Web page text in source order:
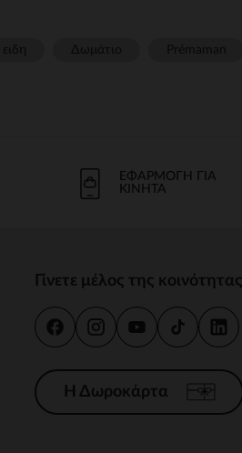
ΕΦΑΡΜΟΓΉ ΓΙΑ
ΚΙΝΗΤΆ
Γίνετε μέλος της κοινότητας
Η Δωροκάρτα